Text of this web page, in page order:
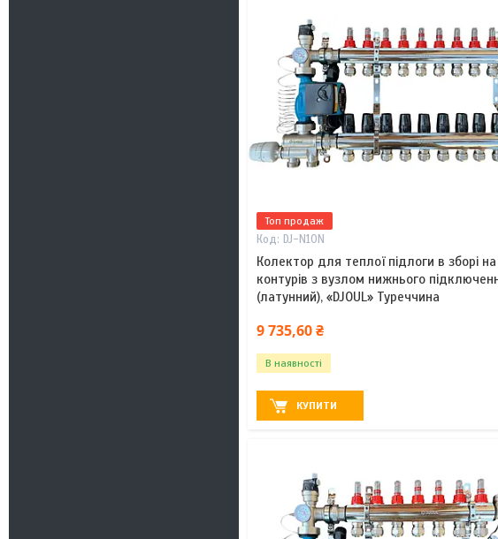
Топ продаж
DJ-N10N
Колектор для теплої підлоги в зборі
контурів з вузлом нижнього
(латунний), «DJOUL» Туреччина
9 735,60 ₴
В наявності
КУПИТИ